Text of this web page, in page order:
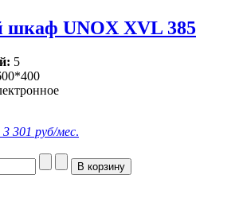
шкаф UNOX XVL 385
5
3 301 руб/мес.